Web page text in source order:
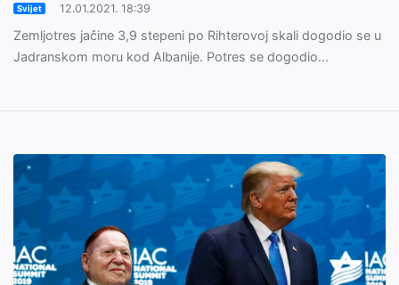
Svijet 12.01.2021. 18:39
Zemljotres jačine 3,9 stepeni po Rihterovoj skali dogodio se u
Jadranskom moru kod Albanije. Potres se dogodio...